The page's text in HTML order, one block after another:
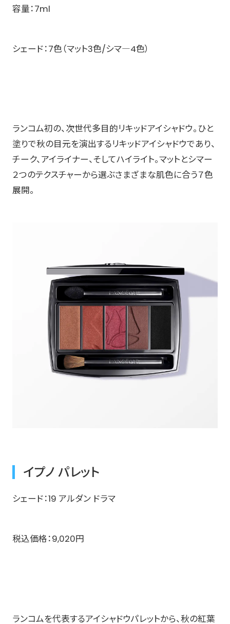
​容量：7ml​
​シェード：7色（マット3色/シマ―4色）​
ランコム初の、次世代多目的リキッドアイシャドウ。ひと
塗りで秋の目元を演出するリキッドアイシャドウであり、
チーク、アイライナー、そしてハイライト。​マットとシマー
２つのテクスチャーから選ぶさまざまな肌色に合う７色
展開。​
イプノ パレット
シェード：19 アルダン ドラマ​
​税込価格：9,020円 ​
ランコムを代表するアイシャドウパレットから、秋の紅葉